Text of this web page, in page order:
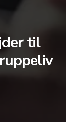
til